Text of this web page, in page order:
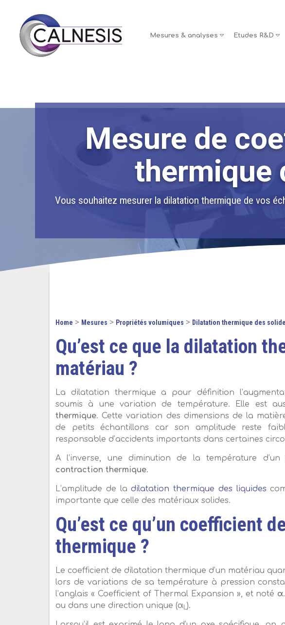
Mesures & analyses Etudes R&D
Mesure de
thermique
Vous souhaitez mesurer la dilatation thermique de vos
Home > Mesures > Propriétés volumiques > Dilatation thermique des
Qu’est ce que la dilatation
matériau ?
La dilatation thermique a pour définition
soumis à une variation de température. Elle est
thermique. Cette variation des dimensions de la
de petits échantillons car son amplitude reste
responsable d’accidents importants dans certaines
A l’inverse, une diminution de la température
contraction thermique.
L’amplitude de ladilatation thermique des liquides
importante que celle des matériaux solides.
Qu’est ce qu’un coefficient
thermique ?
Le coefficient de dilatation thermique d’un matériau
lors de variations de sa température à pression
l’anglais « Coefficient of Thermal Expansion », et noté α
ou dans une direction unique (α L).